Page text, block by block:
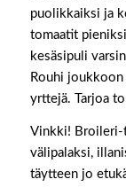
puolikkaiksi ja
tomaatit
kesäsipuli
Rouhi joukkoon
yrttejä. Tarjoa
Vinkki! Broileri-
välipalaksi,
täytteen jo